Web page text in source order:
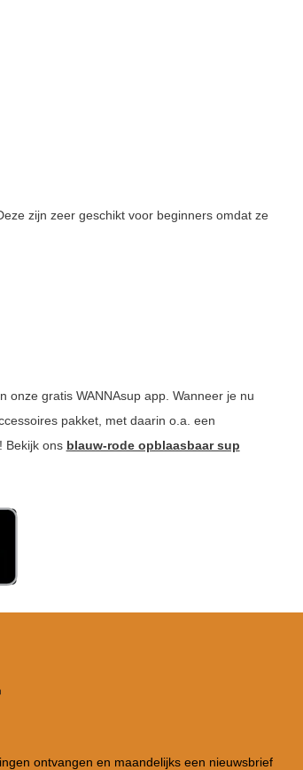
zijn zeer geschikt voor beginners omdat ze
gratis WANNAsup app. Wanneer je nu
pakket, met daarin o.a. een
Bekijk ons blauw-rode opblaasbaar sup
ontvangen en maandelijks een nieuwsbrief